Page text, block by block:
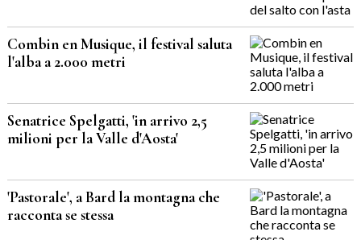
Combin en Musique, il festival saluta
l'alba a 2.000 metri
Senatrice Spelgatti, 'in arrivo 2,5
milioni per la Valle d'Aosta'
'Pastorale', a Bard la montagna che
racconta se stessa